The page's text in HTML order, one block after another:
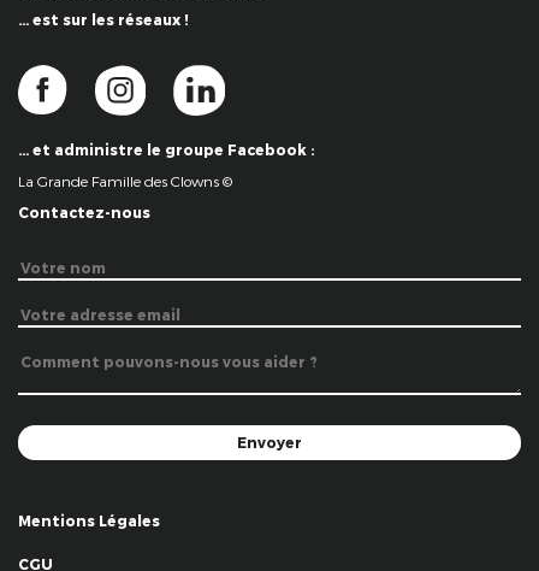
… est sur les réseaux !
… et administre le groupe Facebook :
La Grande Famille des Clowns ©
Contactez-nous
Mentions Légales
CGU